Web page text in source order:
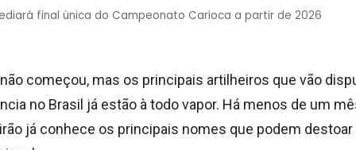
final única do Campeonato Carioca a partir de 2026
começou, mas os principais artilheiros que vão
no Brasil já estão à todo vapor. Há menos de um
já conhece os principais nomes que podem destoar